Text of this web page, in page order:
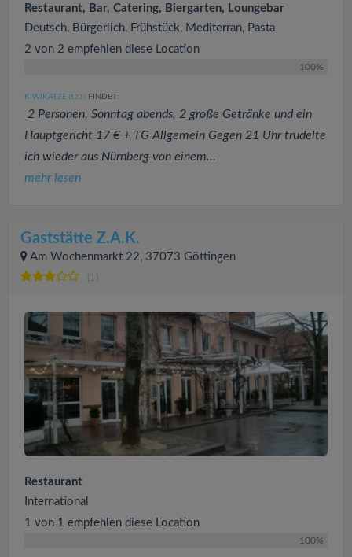
Restaurant, Bar, Catering, Biergarten, Loungebar
Deutsch, Bürgerlich, Frühstück, Mediterran, Pasta
2 von 2 empfehlen diese Location
100%
KIWIKATZE (122 ) FINDET:
2 Personen, Sonntag abends, 2 große Getränke und ein
Hauptgericht 17 € + TG Allgemein Gegen 21 Uhr trudelte
ich wieder aus Nürnberg von einem...
mehr lesen
Gaststätte Z.A.K.
Am Wochenmarkt 22, 37073 Göttingen
Restaurant
International
1 von 1 empfehlen diese Location
100%